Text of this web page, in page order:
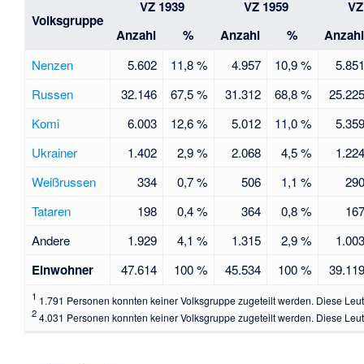
Volksgruppe
VZ 1939 VZ 1959
Anzahl
% Anzahl % Anzahl
Nenzen 5.602 11,8 % 4.957 10,9 %
5.851
Russen
32.146 67,5 % 31.312 68,8 %
25.225
Komi
6.003 12,6 % 5.012 11,0 %
5.359
Ukrainer
1.402 2,9 % 2.068 4,5 %
1.224
Weißrussen
334 0,7 % 506 1,1 %
290
Tataren
198 0,4 % 364 0,8 %
167
Andere
1.929 4,1 % 1.315 2,9 % 1.003
Einwohner 47.614 100 % 45.534 100 % 39.119
1 1.791 Personen konnten keiner Volksgruppe zugeteilt werden. Diese
24.031 Personen konnten keiner Volksgruppe zugeteilt werden. Diese